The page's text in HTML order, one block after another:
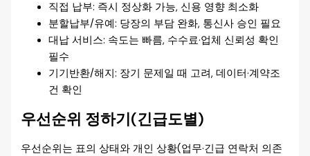
직접 납부: 즉시 정상화 가능, 신용 영향 최소화
분할납부/유예: 당장의 부담 완화, 통신사 승인 필요
대납 서비스: 속도는 빠름, 수수료·업체 신뢰성 확인
필수
기기반환/해지: 장기 문제일 때 고려, 데이터·계약조
건 확인
우선순위 정하기(긴급도별)
우선순위는 표의 상태와 개인 상황(업무·긴급 연락처 의존